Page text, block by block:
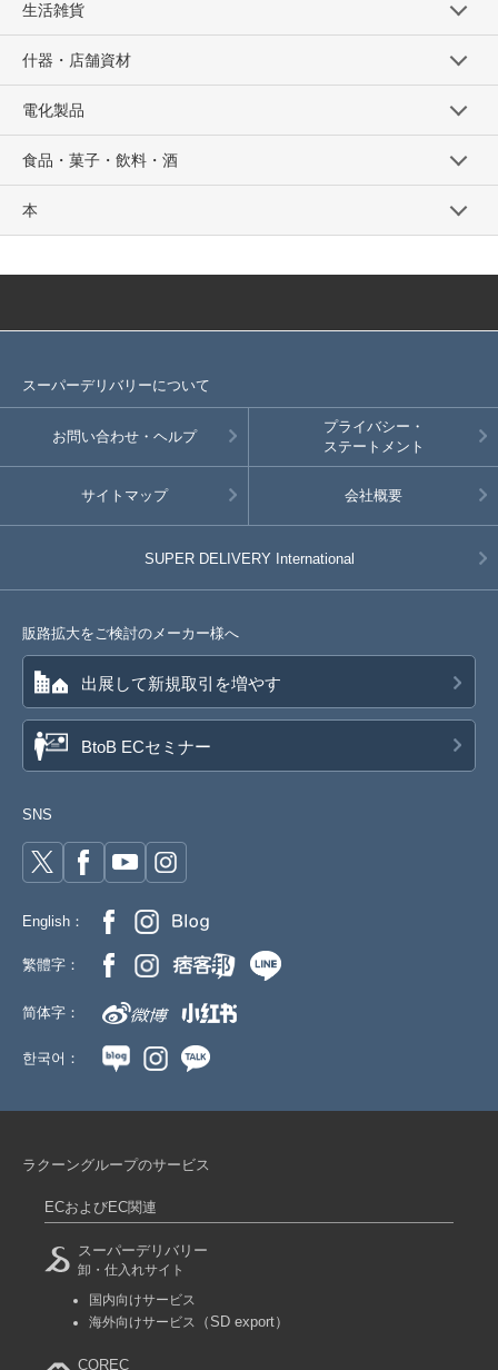
生活雑貨
什器・店舗資材
電化製品
食品・菓子・飲料・酒
本
スーパーデリバリーについて
お問い合わせ・ヘルプ
プライバシー・
ステートメント
サイトマップ 会社概要
SUPER DELIVERY International
販路拡大をご検討のメーカー様へ
出展して新規取引を増やす
BtoB ECセミナー
SNS
English：
繁體字：
简体字：
한국어：
ラクーングループのサービス
ECおよびEC関連
スーパーデリバリー
卸・仕入れサイト
国内向けサービス
海外向けサービス
（SD export）
COREC